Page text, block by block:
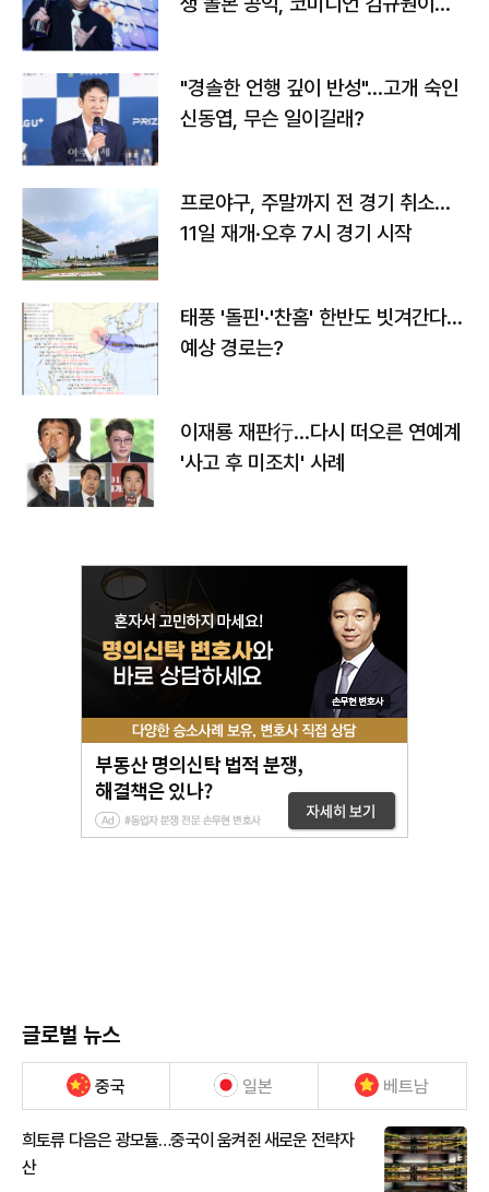
"경솔한 언행 깊이 반성"…고개 숙인
신동엽, 무슨 일이길래?
프로야구, 주말까지 전 경기 취소…
11일 재개·오후 7시 경기 시작
태풍 '돌핀'·'찬홈' 한반도 빗겨간다…
예상 경로는?
이재룡 재판行…다시 떠오른 연예계
'사고 후 미조치' 사례
글로벌 뉴스
중국 일본 베트남
희토류 다음은 광모듈…중국이 움켜쥔 새로운 전략자
산